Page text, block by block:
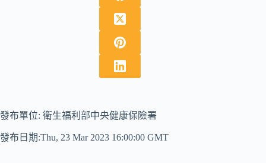
發布單位: 衛生福利部中央健康保險署
發布日期:Thu, 23 Mar 2023 16:00:00 GMT